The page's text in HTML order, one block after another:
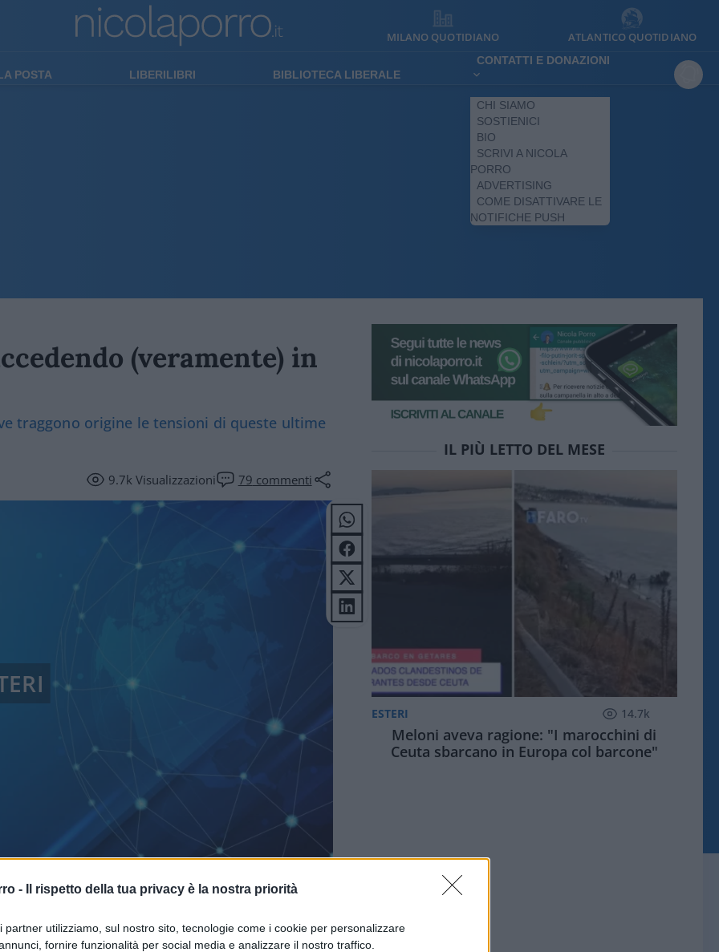
- Il rispetto della tua privacy è la nostra priorità
partner utilizziamo, sul nostro sito, tecnologie come i cookie per personalizzare
fornire funzionalità per social media e analizzare il nostro traffico.
MILANO QUOTIDIANO ATLANTICO QUOTIDIANO
POSTA LIBERILIBRI BIBLIOTECA LIBERALE
CONTATTI E DONAZIONI
CHI SIAMO
SOSTIENICI
BIO
SCRIVI A NICOLA
PORRO
ADVERTISING
COME DISATTIVARE LE
NOTIFICHE PUSH
(veramente) in
traggono origine le tensioni di queste ultime
9.7kVisualizzazioni 79 commenti
IL PIÙ LETTO DEL MESE
ESTERI 14.7k
Meloni aveva ragione: "I marocchini di
Ceuta sbarcano in Europa col barcone"